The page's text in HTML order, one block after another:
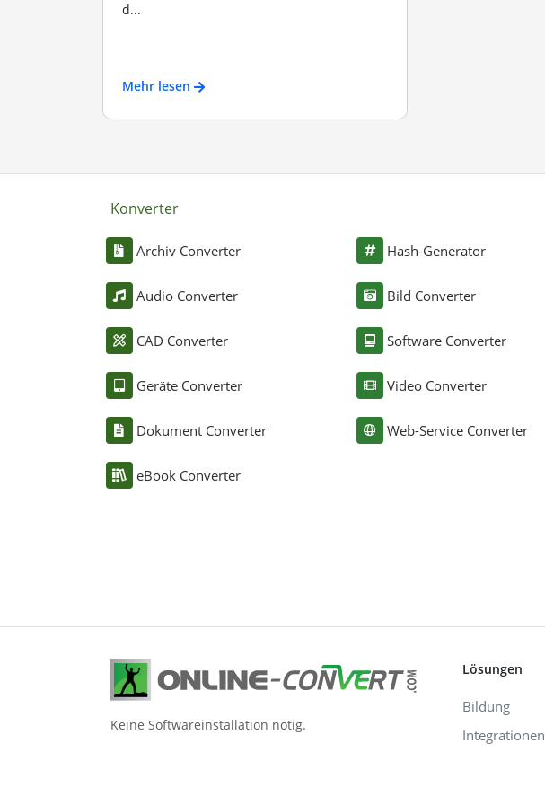
d...
Mehr lesen
Konverter
Archiv Converter
Audio Converter
CAD Converter
Geräte Converter
Dokument Converter
eBook Converter
Hash-Generator
Bild Converter
Software Converter
Video Converter
Web-Service Converter
Keine Softwareinstallation nötig.
Lösungen
Bildung
Integrationen